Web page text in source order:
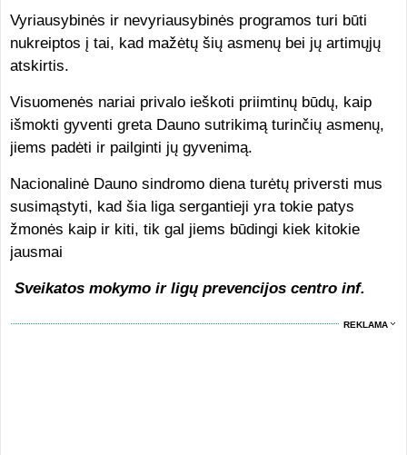
Vyriausybinės ir nevyriausybinės programos turi būti
nukreiptos į tai, kad mažėtų šių asmenų bei jų artimųjų
atskirtis.
Visuomenės nariai privalo ieškoti priimtinų būdų, kaip
išmokti gyventi greta Dauno sutrikimą turinčių asmenų,
jiems padėti ir pailginti jų gyvenimą.
Nacionalinė Dauno sindromo diena turėtų priversti mus
susimąstyti, kad šia liga sergantieji yra tokie patys
žmonės kaip ir kiti, tik gal jiems būdingi kiek kitokie
jausmai
Sveikatos mokymo ir ligų prevencijos centro inf.
REKLAMA